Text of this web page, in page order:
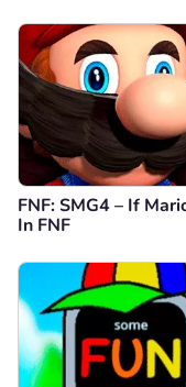
FNF: SMG4 – If
In FNF